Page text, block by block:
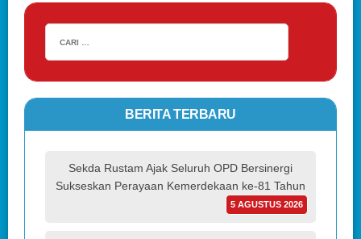
BERITA TERBARU
Sekda Rustam Ajak Seluruh OPD Bersinergi
Sukseskan Perayaan Kemerdekaan ke-81 Tahun
5 AGUSTUS 2026